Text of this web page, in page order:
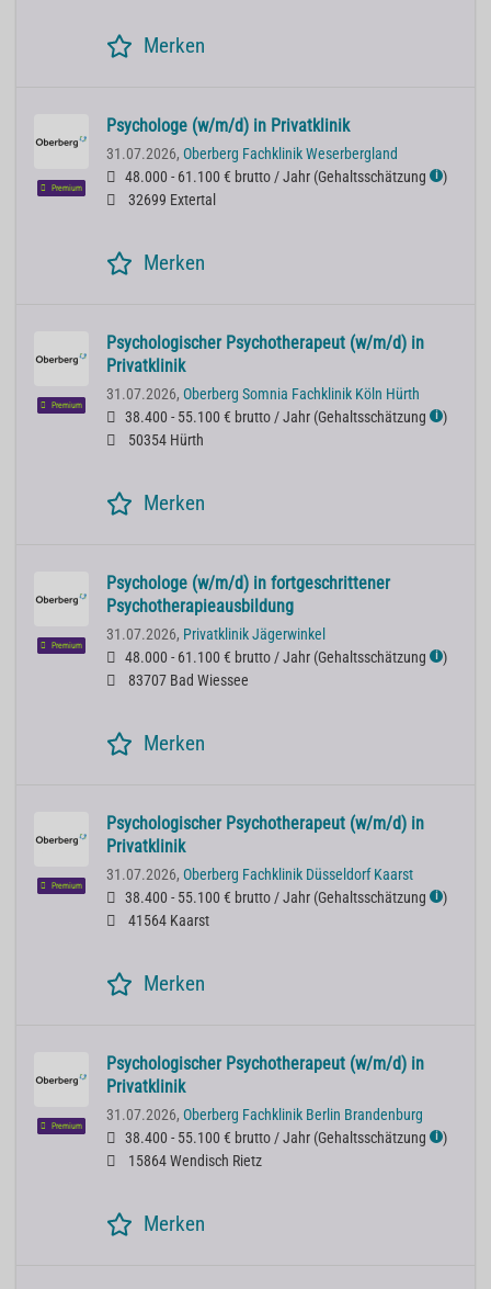
Merken
Premium
Psychologe (w/m/d) in Privatklinik
31.07.2026, Oberberg Fachklinik Weserbergland
48.000 - 61.100 € brutto / Jahr (Gehaltsschätzung ℹ )
32699 Extertal
Merken
Premium
Psychologischer Psychotherapeut (w/m/d) in
Privatklinik
31.07.2026, Oberberg Somnia Fachklinik Köln Hürth
38.400 - 55.100 € brutto / Jahr (Gehaltsschätzung ℹ )
50354 Hürth
Merken
Premium
Psychologe (w/m/d) in fortgeschrittener
Psychotherapieausbildung
31.07.2026, Privatklinik Jägerwinkel
48.000 - 61.100 € brutto / Jahr (Gehaltsschätzung ℹ )
83707 Bad Wiessee
Merken
Premium
Psychologischer Psychotherapeut (w/m/d) in
Privatklinik
31.07.2026, Oberberg Fachklinik Düsseldorf Kaarst
38.400 - 55.100 € brutto / Jahr (Gehaltsschätzung ℹ )
41564 Kaarst
Merken
Premium
Psychologischer Psychotherapeut (w/m/d) in
Privatklinik
31.07.2026, Oberberg Fachklinik Berlin Brandenburg
38.400 - 55.100 € brutto / Jahr (Gehaltsschätzung ℹ )
15864 Wendisch Rietz
Merken